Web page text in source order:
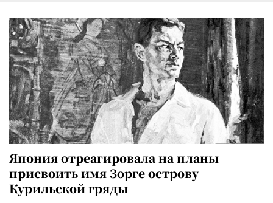
Япония отреагировала на планы
присвоить имя Зорге острову
Курильской гряды